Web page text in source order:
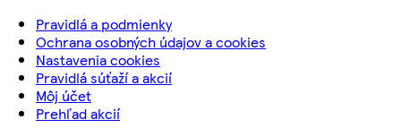
Pravidlá a podmienky
Ochrana osobných údajov a cookies
Nastavenia cookies
Pravidlá súťaží a akcií
Môj účet
Prehľad akcií